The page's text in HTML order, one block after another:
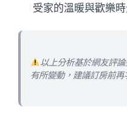
受家的溫暖與歡樂時
以上分析基於網友評
有所變動，建議訂房前再